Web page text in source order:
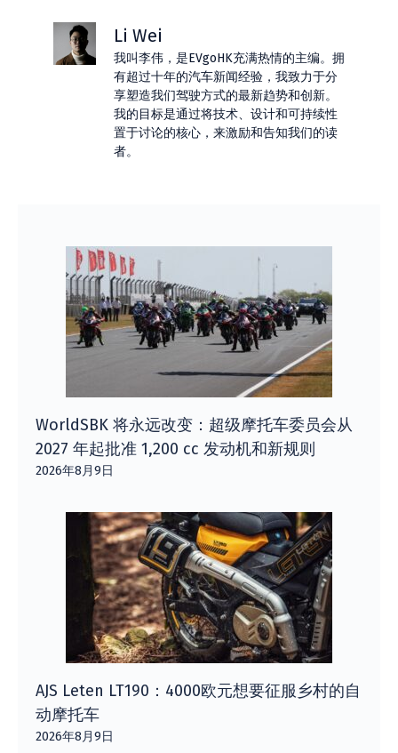
Li Wei
我叫李伟，是EVgoHK充满热情的主编。拥
有超过十年的汽车新闻经验，我致力于分
享塑造我们驾驶方式的最新趋势和创新。
我的目标是通过将技术、设计和可持续性
置于讨论的核心，来激励和告知我们的读
者。
WorldSBK 将永远改变：超级摩托车委员会从
2027 年起批准 1,200 cc 发动机和新规则
2026年8月9日
AJS Leten LT190：4000欧元想要征服乡村的自
动摩托车
2026年8月9日